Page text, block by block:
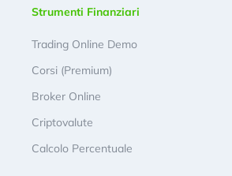
Strumenti Finanziari
Trading Online Demo
Corsi (Premium)
Broker Online
Criptovalute
Calcolo Percentuale